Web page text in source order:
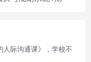
人际沟通课》，学校不